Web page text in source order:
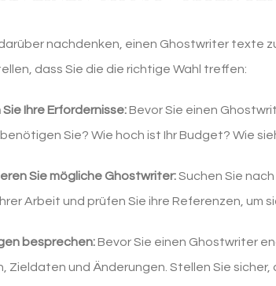
nachdenken, einen Ghostwriter texte
dass Sie die die richtige Wahl treffen:
Ihre Erfordernisse:Bevor Sie einen
Sie? Wie hoch ist Ihr Budget? Wie
Sie mögliche Ghostwriter:Suchen Sie
Arbeit und prüfen Sie ihre Referenzen, um
besprechen:Bevor Sie einen Ghostwriter
Zieldaten und Änderungen. Stellen Sie